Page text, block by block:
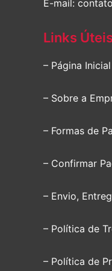
E-mail:
Links
– Página Inicial
– Sobre a
– Formas de
– Confirmar
– Envio,
– Política de
– Política de